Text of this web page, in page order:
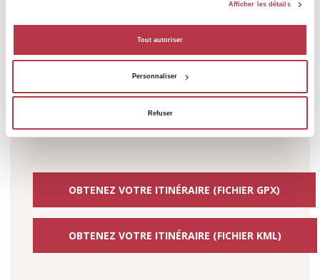
Afficher les détails
Tout autoriser
Personnaliser
Refuser
0 100 200 300 400 500 600 700 800 900 1000 1100
280
OBTENEZ VOTRE ITINÉRAIRE (FICHIER GPX)
OBTENEZ VOTRE ITINÉRAIRE (FICHIER KML)